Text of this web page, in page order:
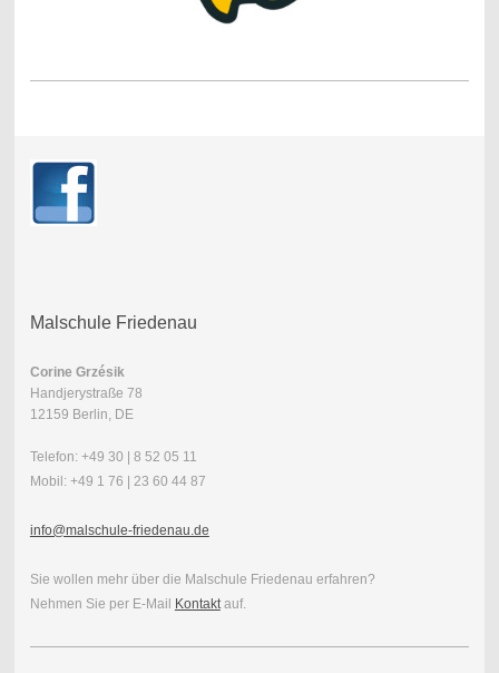
Malschule Friedenau
Corine Grzésik
Handjerystraße 78
12159 Berlin, DE
Telefon: +49 30 | 8 52 05 11
Mobil: +49 1 76 | 23 60 44 87
info@malschule-friedenau.de
Sie wollen mehr über die Malschule Friedenau erfahren?
Nehmen Sie per E-Mail Kontaktauf.